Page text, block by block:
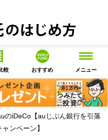
較 おすすめ メニュー
のiDeCo【auじぶん銀行を引落
ンペーン】